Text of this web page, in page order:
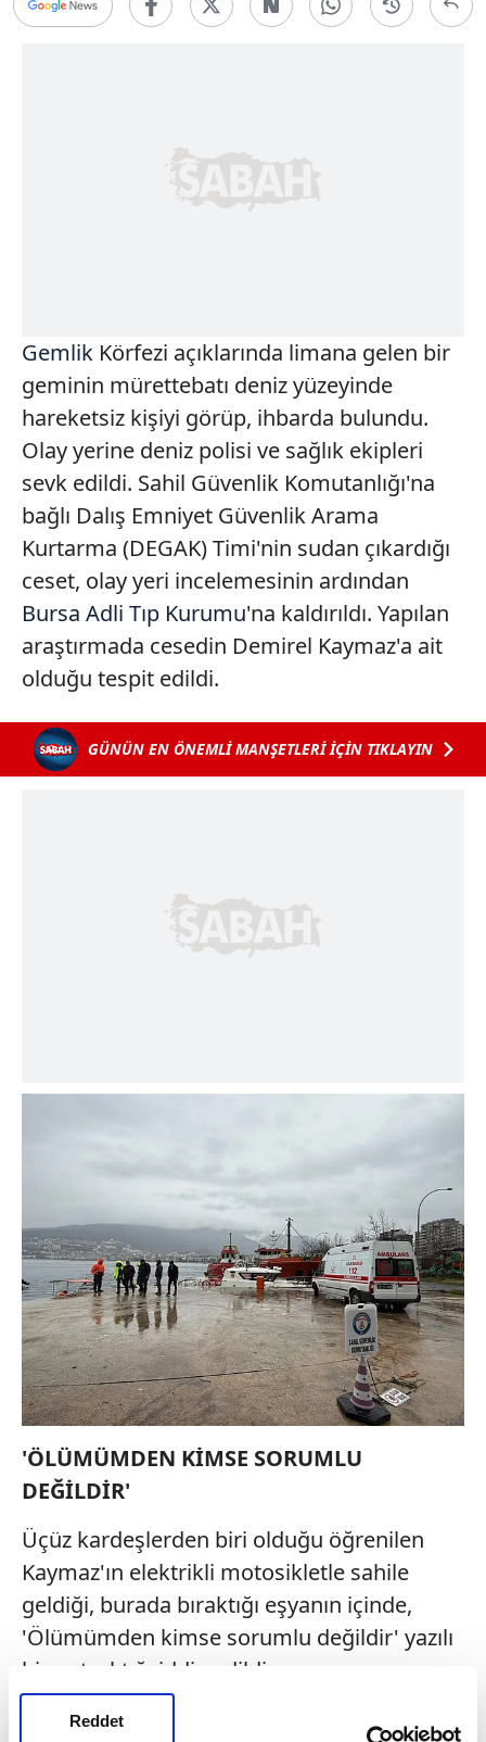
Reddet
Gemlik Körfezi açıklarında limana gelen bir
geminin mürettebatı deniz yüzeyinde
hareketsiz kişiyi görüp, ihbarda bulundu.
Olay yerine deniz polisi ve sağlık ekipleri
sevk edildi. Sahil Güvenlik Komutanlığı'na
bağlı Dalış Emniyet Güvenlik Arama
Kurtarma (DEGAK) Timi'nin sudan çıkardığı
ceset, olay yeri incelemesinin ardından
Bursa Adli Tıp Kurumu'na kaldırıldı. Yapılan
araştırmada cesedin Demirel Kaymaz'a ait
olduğu tespit edildi.
GÜNÜN EN ÖNEMLİ MANŞETLERİ İÇİN TIKLAYIN
'ÖLÜMÜMDEN KİMSE SORUMLU
DEĞİLDİR'
Üçüz kardeşlerden biri olduğu öğrenilen
Kaymaz'ın elektrikli motosikletle sahile
geldiği, burada bıraktığı eşyanın içinde,
'Ölümümden kimse sorumlu değildir' yazılı
bir not çıktığı iddia edildi.